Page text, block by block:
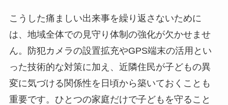
こうした痛ましい出来事を繰り返さないために
は、地域全体での見守り体制の強化が欠かせませ
ん。防犯カメラの設置拡充やGPS端末の活用とい
った技術的な対策に加え、近隣住民が子どもの異
変に気づける関係性を日頃から築いておくことも
重要です。ひとつの家庭だけで子どもを守ること